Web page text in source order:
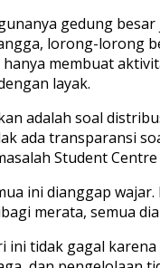
gedung
lorong-lorong
membuat
layak.
adalah soal
ada transparansi
Student
ini dianggap
merata, semua
ini tidak gagal